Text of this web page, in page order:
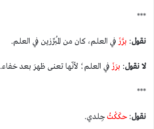
***
نقول: برَّزَفي العلم، كان من المُبرِّزين في العلم.
لا نقول: برَزَفي العلم؛ لأنّها تعنى ظهرَ بعد خفاء.
***
نقول: حكَكْتُجِلدي.